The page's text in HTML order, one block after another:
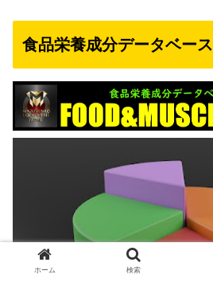
食品栄養成分データベース
ホーム 検索